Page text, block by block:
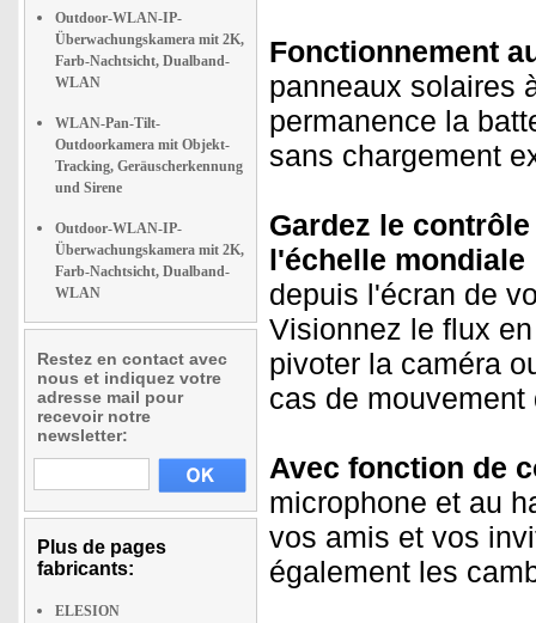
Outdoor-WLAN-IP-
Überwachungskamera mit 2K,
Farb-Nachtsicht, Dualband-
WLAN
WLAN-Pan-Tilt-
Outdoorkamera mit Objekt-
Tracking, Geräuscherkennung
und Sirene
Outdoor-WLAN-IP-
Überwachungskamera mit 2K,
Farb-Nachtsicht, Dualband-
WLAN
Restez en contact avec
nous et indiquez votre
adresse mail pour
recevoir notre
newsletter:
Plus de pages
fabricants:
ELESION
Fonctionnement
panneaux solaires
permanence la
sans chargement
Gardez le
l'échelle mondiale
depuis l'écran de
Visionnez le flux
pivoter la caméra
cas de
Avec fonction de
microphone et au
vos amis et vos
également les